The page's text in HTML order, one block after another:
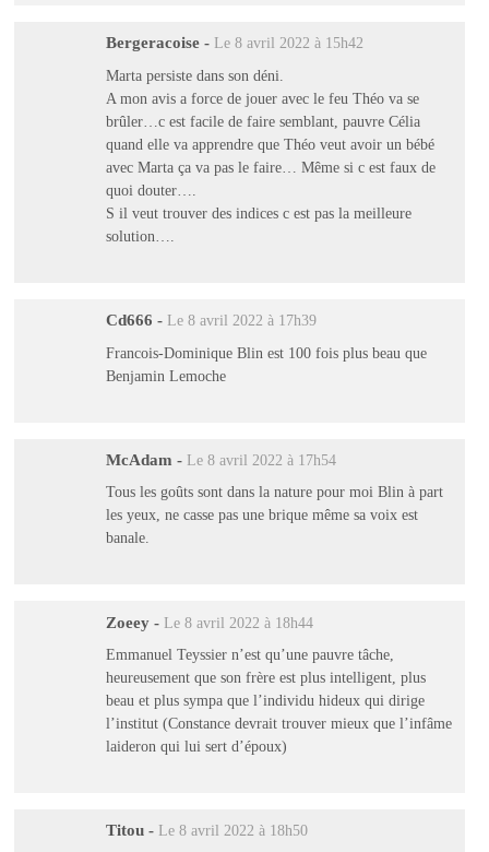
Bergeracoise - Le 8 avril 2022 à 15h42
Marta persiste dans son déni.
A mon avis a force de jouer avec le feu Théo va se
brûler…c est facile de faire semblant, pauvre Célia
quand elle va apprendre que Théo veut avoir un bébé
avec Marta ça va pas le faire… Même si c est faux de
quoi douter….
S il veut trouver des indices c est pas la meilleure
solution….
Cd666 - Le 8 avril 2022 à 17h39
Francois-Dominique Blin est 100 fois plus beau que
Benjamin Lemoche
McAdam - Le 8 avril 2022 à 17h54
Tous les goûts sont dans la nature pour moi Blin à part
les yeux, ne casse pas une brique même sa voix est
banale.
Zoeey - Le 8 avril 2022 à 18h44
Emmanuel Teyssier n’est qu’une pauvre tâche,
heureusement que son frère est plus intelligent, plus
beau et plus sympa que l’individu hideux qui dirige
l’institut (Constance devrait trouver mieux que l’infâme
laideron qui lui sert d’époux)
Titou - Le 8 avril 2022 à 18h50